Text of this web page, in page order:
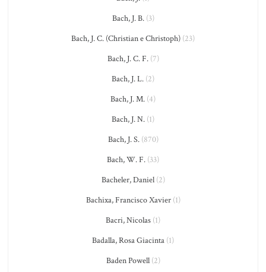
Bach, J. B.(3)
Bach, J. C. (Christian e Christoph) (23)
Bach, J. C. F.(7)
Bach, J. L. (2)
Bach, J. M. (4)
Bach, J. N. (1)
Bach, J. S.(870)
Bach, W. F. (33)
Bacheler, Daniel(2)
Bachixa, Francisco Xavier(1)
Bacri, Nicolas (1)
Badalla, Rosa Giacinta (1)
Baden Powell(2)